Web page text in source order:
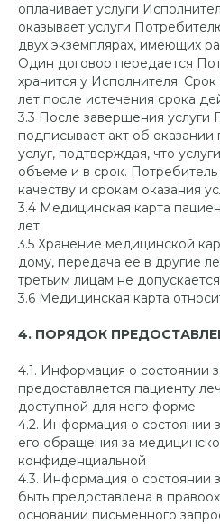
оплачивает услуги
оказывает услуги
двух экземплярах, имеющих
Один договор передается
хранится у Исполнителя.
лет после истечения срока
3.3 После завершения услуги
подписывает акт об
услуг, подтверждая, что
объеме и в срок.
качеству и срокам оказания
3.4 Медицинская карта
лет
3.5 Хранение медицинской
дому, передача ее в другие
третьим лицам не
3.6 Медицинская карта
4. ПОРЯДОК
4.1. Информация о состоянии
предоставляется пациенту
доступной для него форме
4.2. Информация о состоянии
его обращения за
конфиденциальной
4.3. Информация о состоянии
быть предоставлена в
основании письменного